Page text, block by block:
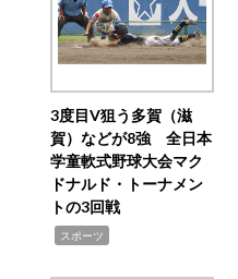
3度目V狙う多賀（滋
賀）などが8強 全日本
学童軟式野球大会マク
ドナルド・トーナメン
トの3回戦
スポーツ